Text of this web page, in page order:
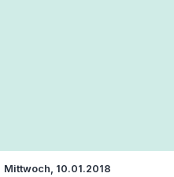
Mittwoch, 10.01.2018